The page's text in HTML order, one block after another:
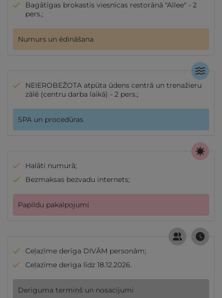
Bagātīgas brokastis viesnīcas restorānā "Allee" - 2
pers.;
Numurs un ēdināšana
NEIEROBEŽOTA atpūta ūdens centrā un trenažieru
zālē (centru darba laikā) - 2 pers.;
SPA un procedūras
Halāti numurā;
Bezmaksas bezvadu internets;
Papildu pakalpojumi
Ceļazīme derīga DIVĀM personām;
Ceļazīme derīga līdz 18.12.2026.
Derīguma termiņš un nosacījumi